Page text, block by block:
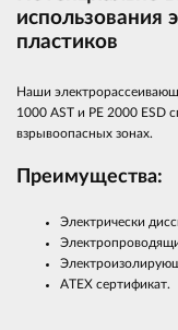
использования
пластиков
Наши
1000 AST и PE 2000 ESD
взрывоопасных зонах.
Преимущества:
Электрически
ATEX сертификат.